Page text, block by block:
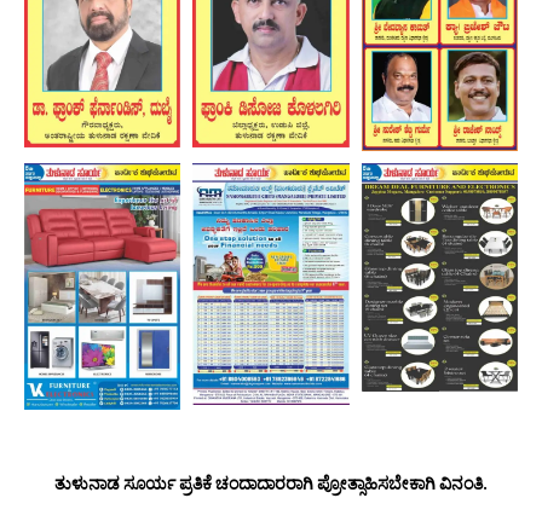
ತುಳುನಾಡ ಸೂರ್ಯ ಪ್ರತಿಕೆ ಚಂದಾದಾರರಾಗಿ ಪ್ರೋತ್ಸಾಹಿಸಬೇಕಾಗಿ ವಿನಂತಿ.